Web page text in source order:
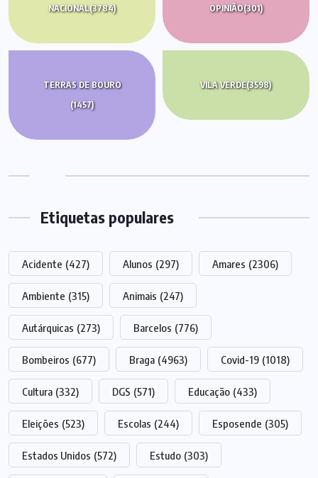
NACIONAL(3784) OPINIÃO(301)
TERRAS DE BOURO
(1457)
VILA VERDE(3598)
Etiquetas populares
Acidente (427) Alunos (297) Amares (2306)
Ambiente (315) Animais (247)
Autárquicas (273) Barcelos (776)
Bombeiros (677) Braga (4963) Covid-19 (1018)
Cultura (332) DGS (571) Educação (433)
Eleições (523) Escolas (244) Esposende (305)
Estados Unidos (572) Estudo (303)